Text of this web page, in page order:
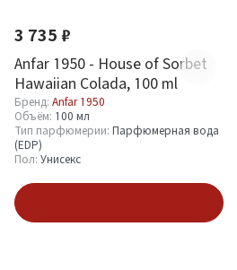
3 735 ₽
Anfar 1950 - House of Sorbet
Hawaiian Colada, 100 ml
Бренд: Anfar 1950
Объём: 100 мл
Тип парфюмерии: Парфюмерная вода
(EDP)
Пол: Унисекс